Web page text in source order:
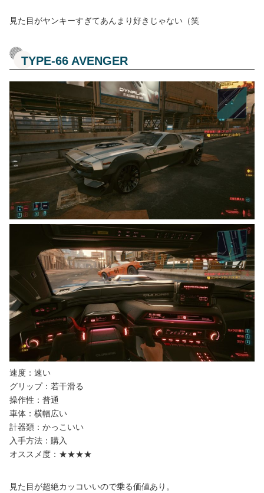
見た目がヤンキーすぎてあんまり好きじゃない（笑
TYPE-66 AVENGER
速度：速い
グリップ：若干滑る
操作性：普通
車体：横幅広い
計器類：かっこいい
入手方法：購入
オススメ度：★★★★
見た目が超絶カッコいいので乗る価値あり。